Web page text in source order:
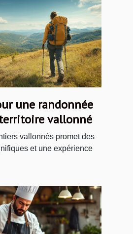
une randonnée
vallonné
vallonnés promet des
et une expérience